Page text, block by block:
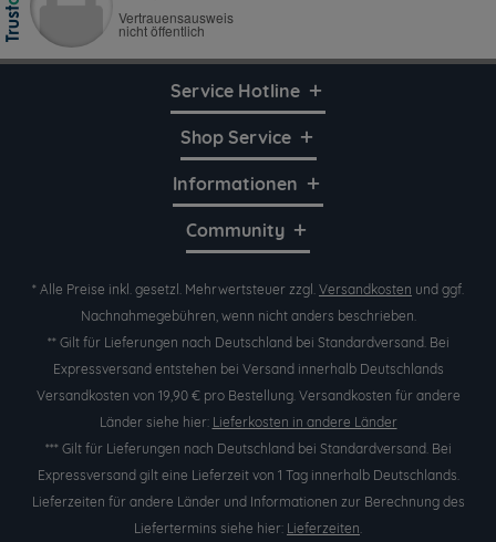
Service Hotline
Shop Service
Informationen
Community
* Alle Preise inkl. gesetzl. Mehrwertsteuer zzgl. Versandkosten und ggf.
Nachnahmegebühren, wenn nicht anders beschrieben.
** Gilt für Lieferungen nach Deutschland bei Standardversand. Bei
Expressversand entstehen bei Versand innerhalb Deutschlands
Versandkosten von 19,90 € pro Bestellung. Versandkosten für andere
Länder siehe hier: Lieferkosten in andere Länder
*** Gilt für Lieferungen nach Deutschland bei Standardversand. Bei
Expressversand gilt eine Lieferzeit von 1 Tag innerhalb Deutschlands.
Lieferzeiten für andere Länder und Informationen zur Berechnung des
Liefertermins siehe hier: Lieferzeiten.